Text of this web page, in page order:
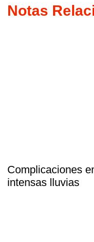
Notas
Complicaciones
intensas lluvias